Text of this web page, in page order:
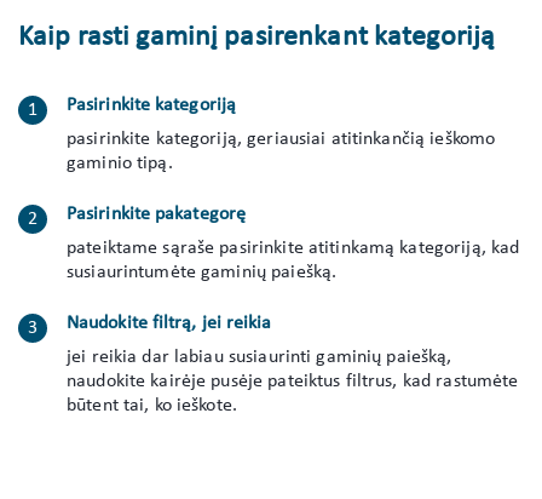
Kaip rasti gaminį pasirenkant kategoriją
Pasirinkite kategoriją
pasirinkite kategoriją, geriausiai atitinkančią ieškomo
gaminio tipą.
Pasirinkite pakategorę
pateiktame sąraše pasirinkite atitinkamą kategoriją, kad
susiaurintumėte gaminių paiešką.
Naudokite filtrą, jei reikia
jei reikia dar labiau susiaurinti gaminių paiešką,
naudokite kairėje pusėje pateiktus filtrus, kad rastumėte
būtent tai, ko ieškote.